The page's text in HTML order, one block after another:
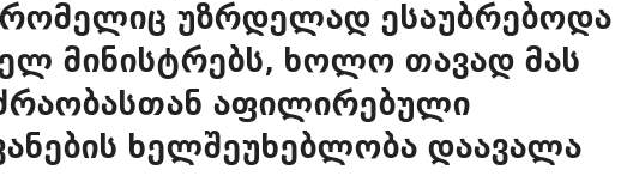
უზრდელად ესაუბრებოდა
მინისტრებს, ხოლო თავად მას
აფილირებული
ხელშეუხებლობა დაავალა